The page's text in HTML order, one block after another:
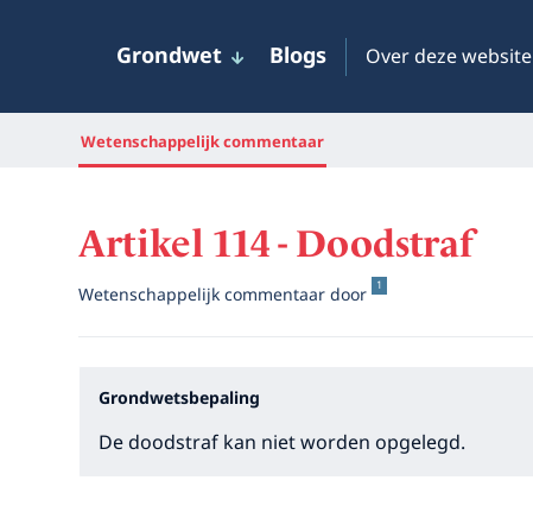
Grondwet Blogs Over deze website
Wetenschappelijk commentaar
Artikel 114 - Doodstraf
Wetenschappelijk commentaar door 1
Grondwetsbepaling
De doodstraf kan niet worden opgelegd.